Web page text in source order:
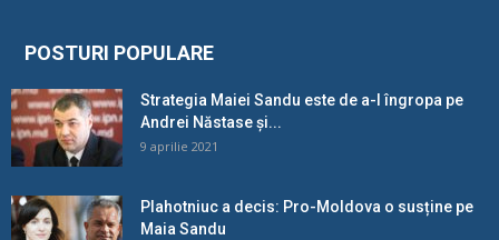
POSTURI POPULARE
Strategia Maiei Sandu este de a-l îngropa pe
Andrei Năstase și...
9 aprilie 2021
Plahotniuc a decis: Pro-Moldova o susține pe
Maia Sandu